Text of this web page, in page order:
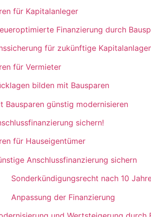
für Kapitalanleger
Finanzierung durch
für zukünftige
für Vermieter
bilden mit Bausparen
Bausparen günstig modernisieren
sichern!
für Hauseigentümer
Anschlussfinanzierung sichern
Sonderkündigungsrecht nach 10
Anpassung der Finanzierung